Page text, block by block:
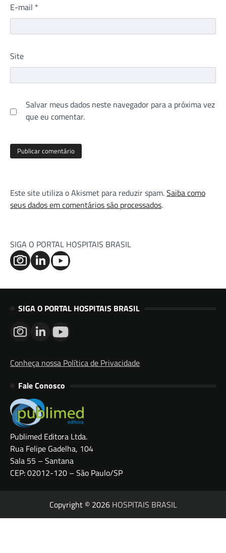
E-mail *
Site
Salvar meus dados neste navegador para a próxima vez
que eu comentar.
Este site utiliza o Akismet para reduzir spam.Saiba como
seus dados em comentários são processados.
SIGA O PORTAL HOSPITAIS BRASIL
SIGA O PORTAL HOSPITAIS BRASIL
Conheça nossa Política de Privacidade
Fale Conosco
Publimed Editora Ltda.
Rua Felipe Gadelha, 104
Sala 55 – Santana
CEP: 02012-120 – São Paulo/SP
Copyright © 2026 HOSPITAIS BRASIL